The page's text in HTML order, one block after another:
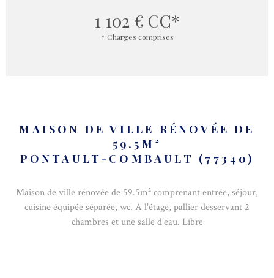
1 102 € CC*
* Charges comprises
MAISON DE VILLE RÉNOVÉE DE
59.5M²
PONTAULT-COMBAULT (77340)
Maison de ville rénovée de 59.5m² comprenant entrée, séjour,
cuisine équipée séparée, wc. A l'étage, pallier desservant 2
chambres et une salle d'eau. Libre